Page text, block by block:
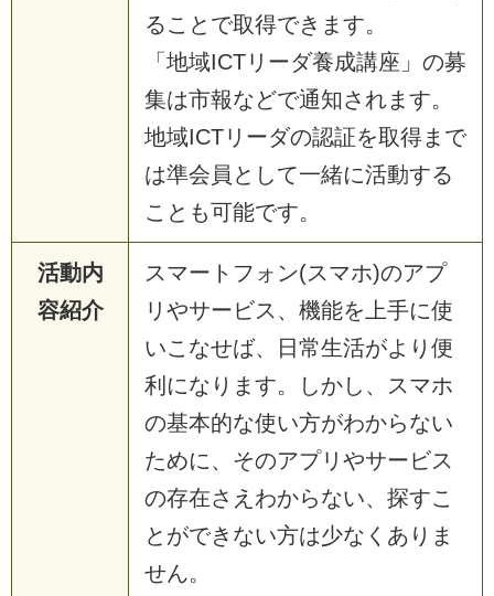
ることで取得できます。
「地域ICTリーダ養成講座」の募
集は市報などで通知されます。
地域ICTリーダの認証を取得まで
は準会員として一緒に活動する
ことも可能です。
活動内
容紹介
スマートフォン(スマホ)のアプ
リやサービス、機能を上手に使
いこなせば、日常生活がより便
利になります。しかし、スマホ
の基本的な使い方がわからない
ために、そのアプリやサービス
の存在さえわからない、探すこ
とができない方は少なくありま
せん。